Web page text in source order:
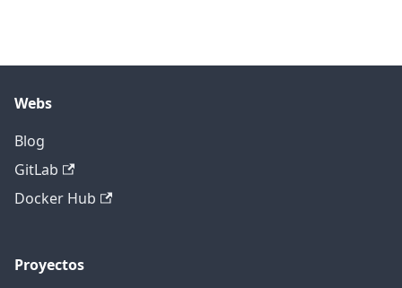
Webs
Blog
GitLab
Docker Hub
Proyectos